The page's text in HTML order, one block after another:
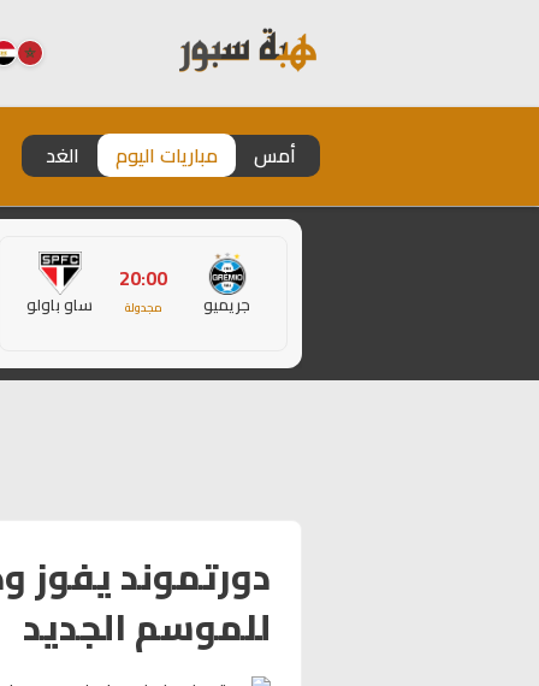
أمس مباريات اليوم الغد
جريميو
20:00
مجدولة ساو باولو
دورتموند يفوز
للموسم الجديد